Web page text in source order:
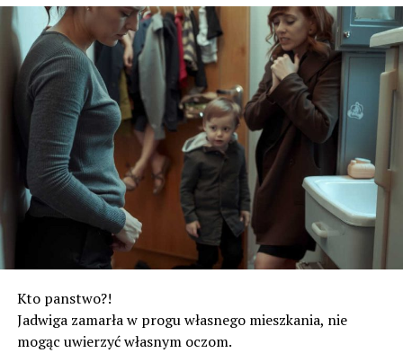
Kto panstwo?!
Jadwiga zamarła w progu własnego mieszkania, nie
mogąc uwierzyć własnym oczom.